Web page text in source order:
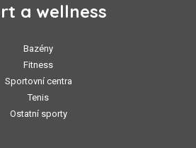
a wellness
Bazény
Fitness
Sportovní centra
Tenis
Ostatní sporty